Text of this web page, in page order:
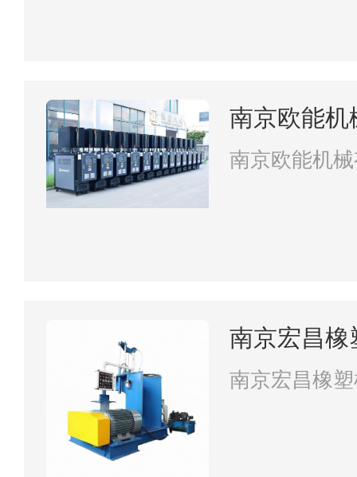
南京欧能机
南京欧能机
南京宏昌橡
南京宏昌橡